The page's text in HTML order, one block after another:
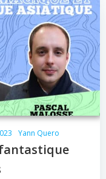
Yann Quero